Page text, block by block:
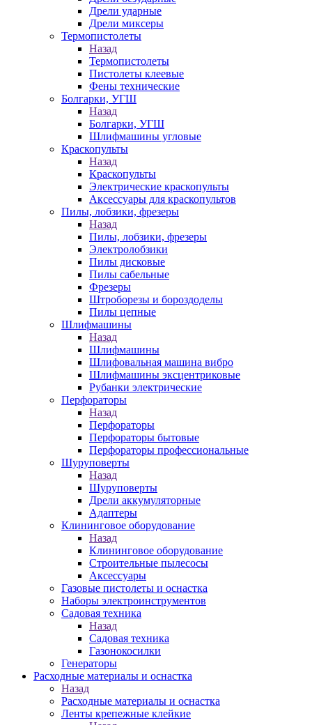
Дрели ударные
Дрели миксеры
Термопистолеты
Назад
Термопистолеты
Пистолеты клеевые
Фены технические
Болгарки, УГШ
Назад
Болгарки, УГШ
Шлифмашины угловые
Краскопульты
Назад
Краскопульты
Электрические краскопульты
Аксессуары для краскопультов
Пилы, лобзики, фрезеры
Назад
Пилы, лобзики, фрезеры
Электролобзики
Пилы дисковые
Пилы сабельные
Фрезеры
Штроборезы и бороздоделы
Пилы цепные
Шлифмашины
Назад
Шлифмашины
Шлифовальная машина вибро
Шлифмашины эксцентриковые
Рубанки электрические
Перфораторы
Назад
Перфораторы
Перфораторы бытовые
Перфораторы профессиональные
Шуруповерты
Назад
Шуруповерты
Дрели аккумуляторные
Адаптеры
Клининговое оборудование
Назад
Клининговое оборудование
Строительные пылесосы
Аксессуары
Газовые пистолеты и оснастка
Наборы электроинструментов
Садовая техника
Назад
Садовая техника
Газонокосилки
Генераторы
Расходные материалы и оснастка
Назад
Расходные материалы и оснастка
Ленты крепежные клейкие